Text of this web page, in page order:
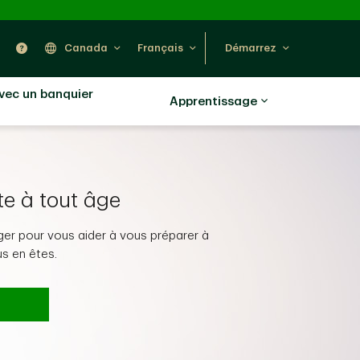
Nous trouver
Aide Canada Français Démarrez
un banquier
Apprentissage
à tout âge
pour vous aider à vous préparer à
en êtes.
un testament :
connaître au moment de rédiger
simples à adopter
vous pouvez utiliser pour vous